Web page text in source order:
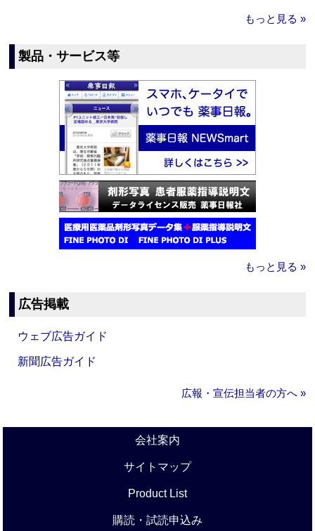
もっと見る »
製品・サービス等
もっと見る »
広告掲載
ウェブ広告ガイド
新聞広告ガイド
広報・宣伝担当者の方へ »
会社案内
サイトマップ
Product List
購読・試読申込み